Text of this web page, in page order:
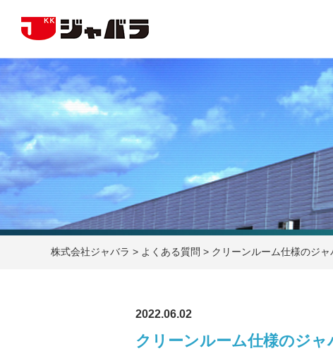
株式会社ジャバラ > よくある質問 > クリーンルーム仕様のジ
2022.06.02
クリーンルーム仕様のジ